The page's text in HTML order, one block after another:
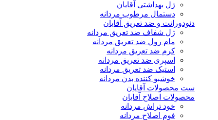
ژل بهداشتی آقایان
دستمال مرطوب مردانه
دئودورانت و ضد تعریق آقایان
ژل شفاف ضد تعریق مردانه
مام رول ضد تعریق مردانه
کرم ضد تعریق مردانه
اسپری ضد تعریق مردانه
استیک ضد تعریق مردانه
خوشبو کننده بدن مردانه
ست محصولات آقایان
محصولات اصلاح آقایان
خود تراش مردانه
فوم اصلاح مردانه